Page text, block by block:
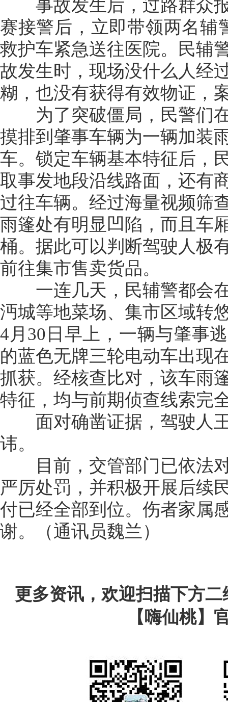
事故发生后，过路群众报
赛接警后，立即带领两名辅
救护车紧急送往医院。民辅
故发生时，现场没什么人经
糊，也没有获得有效物证，
为了突破僵局，民警们在
摸排到肇事车辆为一辆加装
车。锁定车辆基本特征后，
取事发地段沿线路面，还有
过往车辆。经过海量视频筛
雨篷处有明显凹陷，而且车
桶。据此可以判断驾驶人极
前往集市售卖货品。
一连几天，民辅警都会在
沔城等地菜场、集市区域转
4月30日早上，一辆与肇事
的蓝色无牌三轮电动车出现
抓获。经核查比对，该车雨
特征，均与前期侦查线索完
面对确凿证据，驾驶人王
讳。
目前，交管部门已依法对
严厉处罚，并积极开展后续
付已经全部到位。伤者家属
谢。（通讯员魏兰）
更多资讯，欢迎扫描下方
【嗨仙桃】